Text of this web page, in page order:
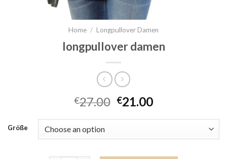
Home / Longpullover Damen
longpullover damen
€27.00 €21.00
Größe